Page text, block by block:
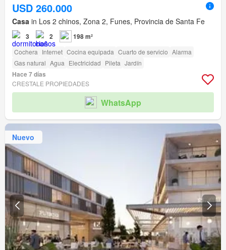
USD 260.000
Casa in Los 2 chinos, Zona 2, Funes, Provincia de Santa Fe
3 2 198 m²
Cochera Internet Cocina equipada Cuarto de servicio Alarma
Gas natural Agua Electricidad Pileta Jardín
Hace 7 días
CRESTALE PROPIEDADES
WhatsApp
Nuevo